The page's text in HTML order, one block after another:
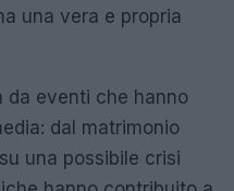
una vera e propria
da eventi che hanno
dal matrimonio
una possibile crisi